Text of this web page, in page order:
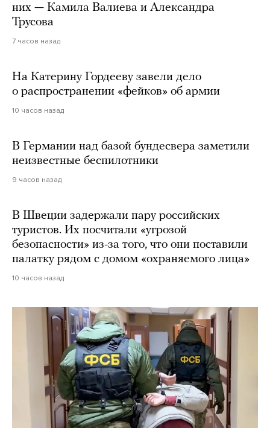
них — Камила Валиева и Александра
Трусова
7 часов назад
На Катерину Гордееву завели дело
о распространении «фейков» об армии
10 часов назад
В Германии над базой бундесвера заметили
неизвестные беспилотники
9 часов назад
В Швеции задержали пару российских
туристов. Их посчитали «угрозой
безопасности» из-за того, что они поставили
палатку рядом с домом «охраняемого лица»
10 часов назад